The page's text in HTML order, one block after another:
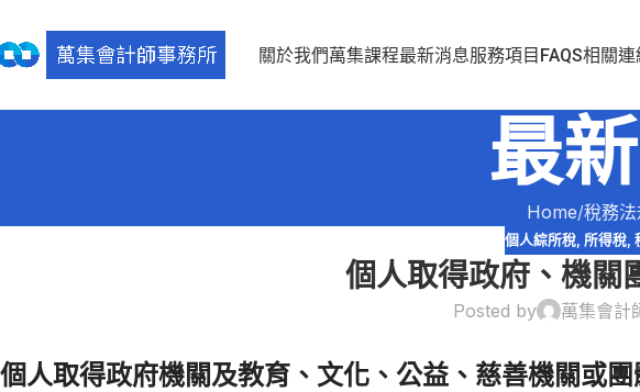
關於我們萬集課程最新消息服務項目 FAQS相關連
最
Home 稅務
個人綜所稅, 所得稅,
個人取得政府、機關
Posted by 萬集會計
個人取得政府機關及教育、文化、公益、慈善機關或